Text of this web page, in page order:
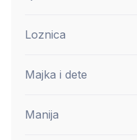
Loznica
Majka i dete
Manija